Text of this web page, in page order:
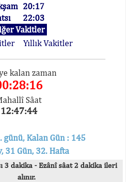
20:17
22:03
Vakitler
Yıllık Vakitler
kalan zaman
Sâat
12:47:44
günü, Kalan Gün : 145
31 Gün, 32. Hafta
3 dakika - Ezânî sâat 2 dakika ileri
alınır.